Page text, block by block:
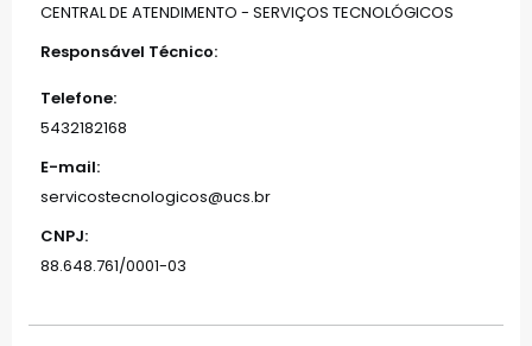
CENTRAL DE ATENDIMENTO - SERVIÇOS TECNOLÓGICOS
Responsável Técnico:
Telefone:
5432182168
E-mail:
servicostecnologicos@ucs.br
CNPJ:
88.648.761/0001-03